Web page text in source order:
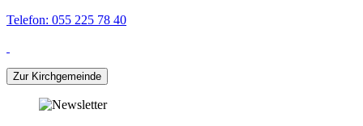
Telefon: 055 225 78 40
Zur Kirchgemeinde